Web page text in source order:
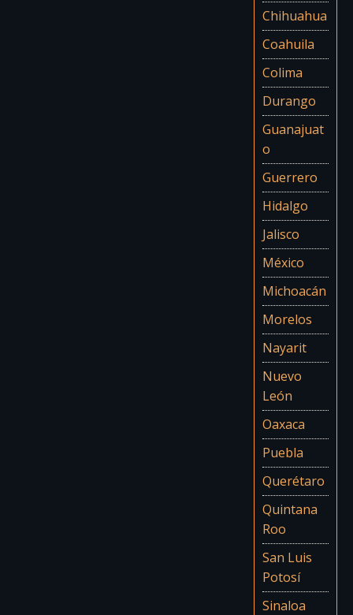
Chihuahua
Coahuila
Colima
Durango
Guanajuat
o
Guerrero
Hidalgo
Jalisco
México
Michoacán
Morelos
Nayarit
Nuevo
León
Oaxaca
Puebla
Querétaro
Quintana
Roo
San Luis
Potosí
Sinaloa